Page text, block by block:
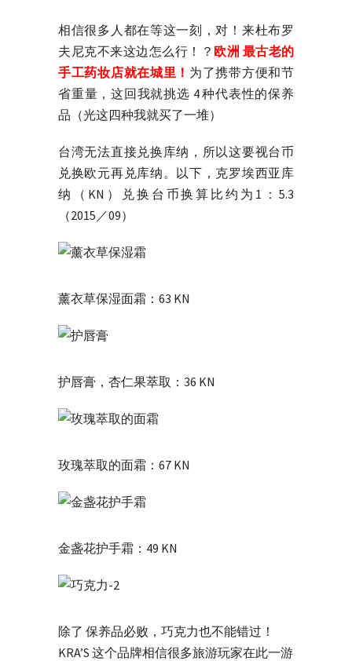
相信很多人都在等这一刻，对！来杜布罗
夫尼克不来这边怎么行！？ 欧洲 最古老的
手工药妆店就在城里！ 为了携带方便和节
省重量，这回我就挑选 4 种代表性的保养
品（光这四种我就买了一堆）
台湾无法直接兑换库纳，所以这要视台币
兑换欧元再兑库纳。以下，克罗埃西亚库
纳（KN）兑换台币换算比约为1：5.3
（2015／09）
薰衣草保湿面霜：63 KN
护唇膏，杏仁果萃取：36 KN
玫瑰萃取的面霜：67 KN
金盏花护手霜：49 KN
除了 保养品必败，巧克力也不能错过！
KRA’S 这个品牌相信很多旅游玩家在此一游